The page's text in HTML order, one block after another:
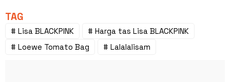
TAG
# Lisa BLACKPINK
# Harga tas Lisa BLACKPINK
# Loewe Tomato Bag
# Lalalalisam